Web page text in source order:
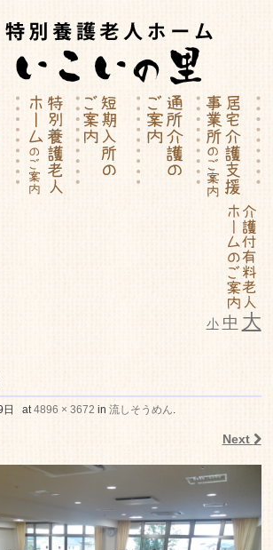
小 中 大
人ホーム | 介護付有料
いこいの里
at4896 × 3672 in流しそうめん.
Next